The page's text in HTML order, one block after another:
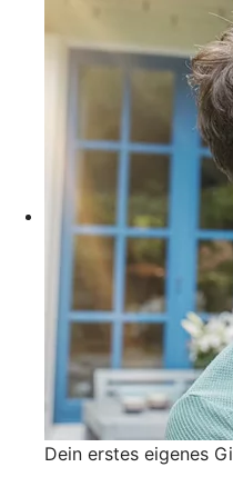
Dein erstes eigenes